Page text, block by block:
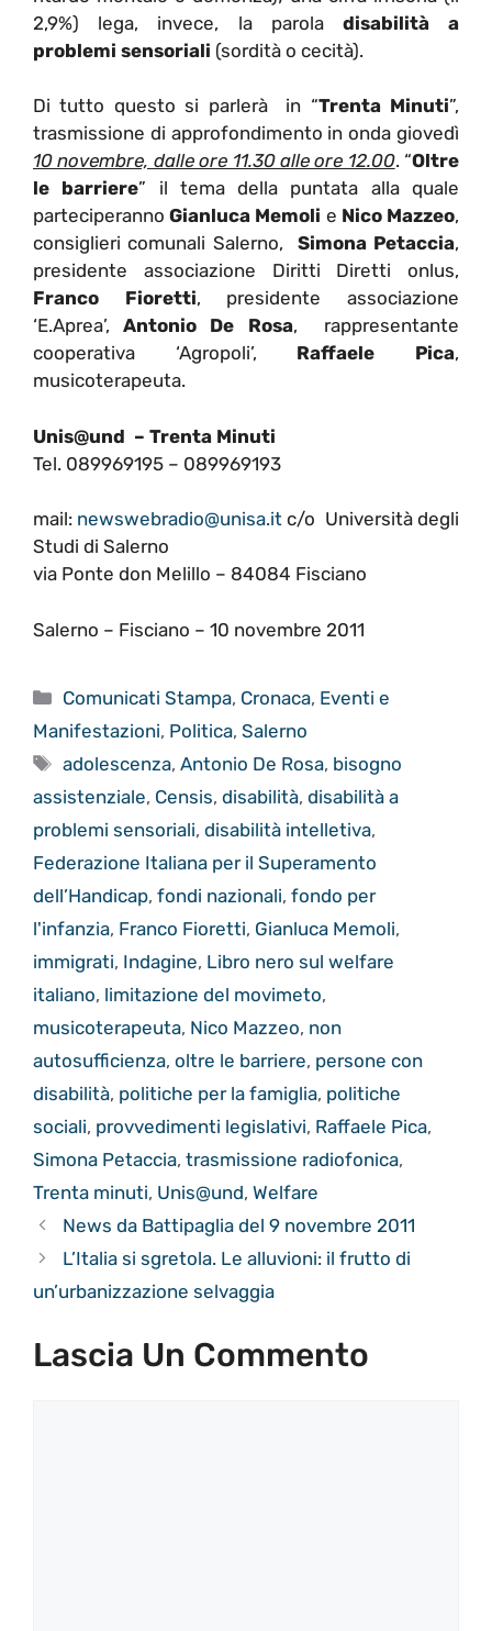
2,9%) lega, invece, la parola disabilità a
problemi sensoriali (sordità o cecità).
Di tutto questo si parlerà in “Trenta Minuti”,
trasmissione di approfondimento in onda giovedì
10 novembre, dalle ore 11.30 alle ore 12.00. “Oltre
le barriere” il tema della puntata alla quale
parteciperannoGianluca Memoli e Nico Mazzeo,
consiglieri comunali Salerno, Simona Petaccia,
presidente associazione Diritti Diretti onlus,
Franco Fioretti, presidente associazione
‘E.Aprea’,Antonio De Rosa, rappresentante
cooperativa ‘Agropoli’, Raffaele Pica,
musicoterapeuta.
Unis@und – Trenta Minuti
Tel. 089969195 – 089969193
mail: newswebradio@unisa.it c/o Università degli
Studi di Salerno
via Ponte don Melillo – 84084 Fisciano
Salerno – Fisciano – 10 novembre 2011
Categorie
Comunicati Stampa, Cronaca, Eventi e
Manifestazioni, Politica, Salerno
Tag
adolescenza,Antonio De Rosa, bisogno
assistenziale, Censis, disabilità, disabilità a
problemi sensoriali, disabilità intelletiva,
Federazione Italiana per il Superamento
dell’Handicap, fondi nazionali, fondo per
l'infanzia, Franco Fioretti, Gianluca Memoli,
immigrati, Indagine, Libro nero sul welfare
italiano, limitazione del movimeto,
musicoterapeuta, Nico Mazzeo, non
autosufficienza, oltre le barriere, persone con
disabilità, politiche per la famiglia, politiche
sociali, provvedimenti legislativi, Raffaele Pica,
Simona Petaccia, trasmissione radiofonica,
Trenta minuti, Unis@und, Welfare
News da Battipaglia del 9 novembre 2011
L’Italia si sgretola. Le alluvioni: il frutto di
un’urbanizzazione selvaggia
Lascia Un Commento